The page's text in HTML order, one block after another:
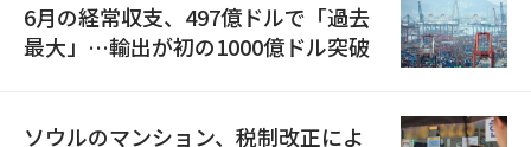
6月の経常収支、497億ドルで「過去
最大」…輸出が初の1000億ドル突破
ソウルのマンション、税制改正によ